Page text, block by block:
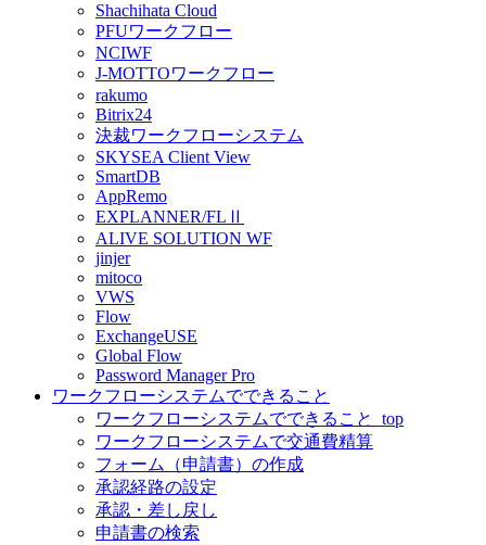
Shachihata Cloud
PFUワークフロー
NCIWF
J-MOTTOワークフロー
rakumo
Bitrix24
決裁ワークフローシステム
SKYSEA Client View
SmartDB
AppRemo
EXPLANNER/FLⅡ
ALIVE SOLUTION WF
jinjer
mitoco
VWS
Flow
ExchangeUSE
Global Flow
Password Manager Pro
ワークフローシステムでできること
ワークフローシステムでできること_top
ワークフローシステムで交通費精算
フォーム（申請書）の作成
承認経路の設定
承認・差し戻し
申請書の検索